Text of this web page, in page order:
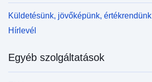
Küldetésünk, jövőképünk, értékrendünk
Hírlevél
Egyéb szolgáltatások